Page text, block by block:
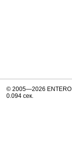
© 2005—2026 ENTERO
0.094 сек.